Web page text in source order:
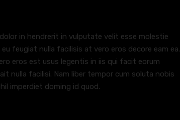
in hendrerit in vulputate velit esse molestie
feugiat nulla facilisis at vero eros decore eam ea.
eros est usus legentis in iis qui facit eorum
nulla facilisi. Nam liber tempor cum soluta nobis
imperdiet doming id quod.